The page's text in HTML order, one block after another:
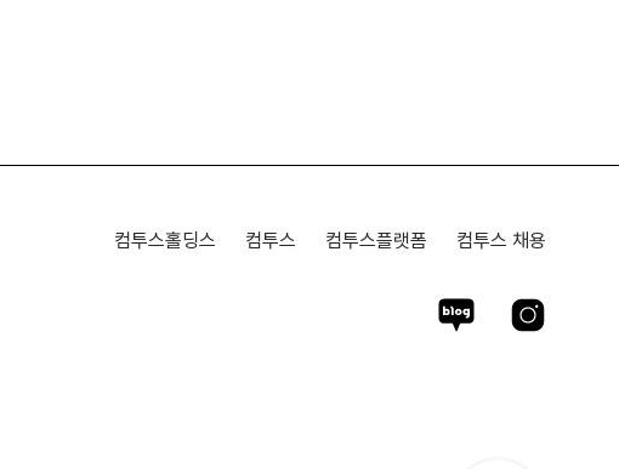
컴투스홀딩스 컴투스 컴투스플랫폼 컴투스 채용